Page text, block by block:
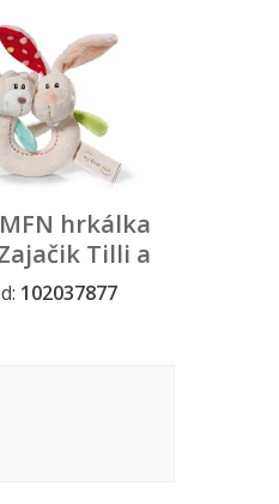
hrkálka
Tilli a
Taps
102037877